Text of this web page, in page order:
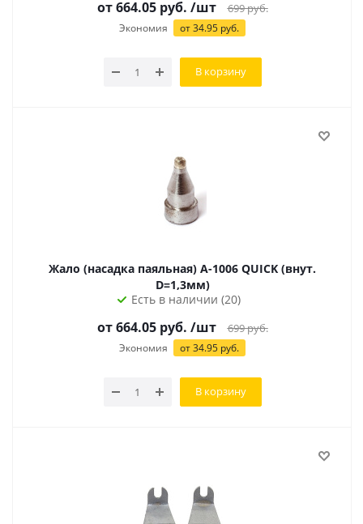
от664.05руб. /шт 699руб.
Экономия от34.95 руб.
В корзину
Жало (насадка паяльная) A-1006 QUICK (внут.
D=1,3мм)
Есть в наличии (20)
от664.05руб. /шт 699руб.
Экономия от34.95 руб.
В корзину